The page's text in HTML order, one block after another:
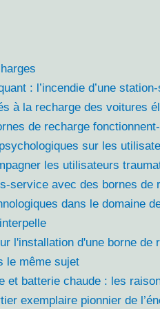
: l’incendie d’une
à la recharge des voitures
de recharge
sur les
les utilisateurs
service avec des bornes de
dans le domaine
l'installation d'une borne de
le même sujet
et batterie chaude : les
exemplaire pionnier de